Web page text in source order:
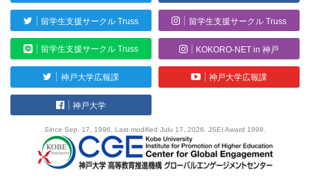
留学生支援サークル Truss 留学生支援サークル Truss
留学生支援サークル Truss KOKORO-NET in 神戸
神戸大学広報課 神戸大学広報課
神戸大学
Since Sep. 17, 1996. Last modified Julu 17, 2026. JSEI Award 1998.